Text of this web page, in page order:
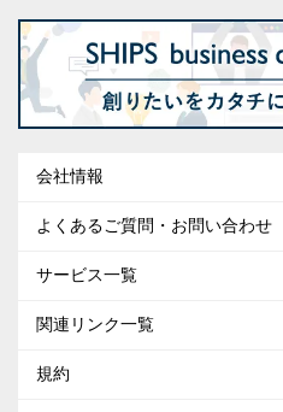
会社情報
よくあるご質問・お問い合わせ
サービス一覧
関連リンク一覧
規約